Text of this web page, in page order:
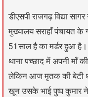
डीएसपी राजगढ़ विद्या
मुख्यालय सराहाँ पंचायत
51साल है का मर्डर हुआ
थाना पच्छाद में अपनी माँ
लेकिन आज मृतक की बेटी
खून उसके भाई पुष्प कुमार